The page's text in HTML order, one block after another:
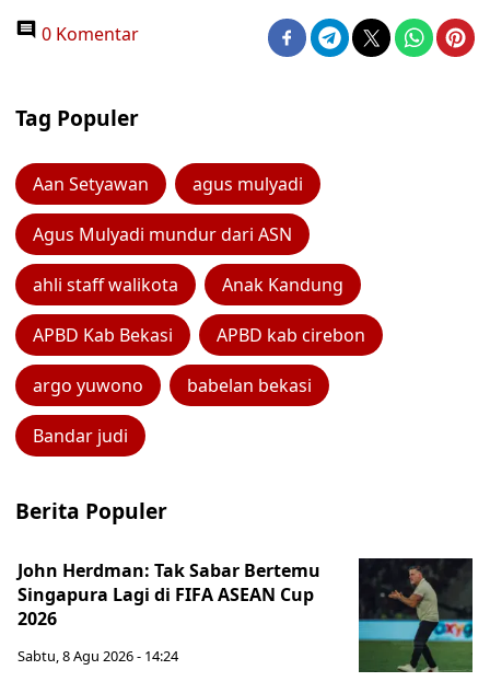
0 Komentar
Tag Populer
Aan Setyawan agus mulyadi
Agus Mulyadi mundur dari ASN
ahli staff walikota Anak Kandung
APBD Kab Bekasi APBD kab cirebon
argo yuwono babelan bekasi
Bandar judi
Berita Populer
John Herdman: Tak Sabar Bertemu
Singapura Lagi di FIFA ASEAN Cup
2026
Sabtu, 8 Agu 2026 - 14:24